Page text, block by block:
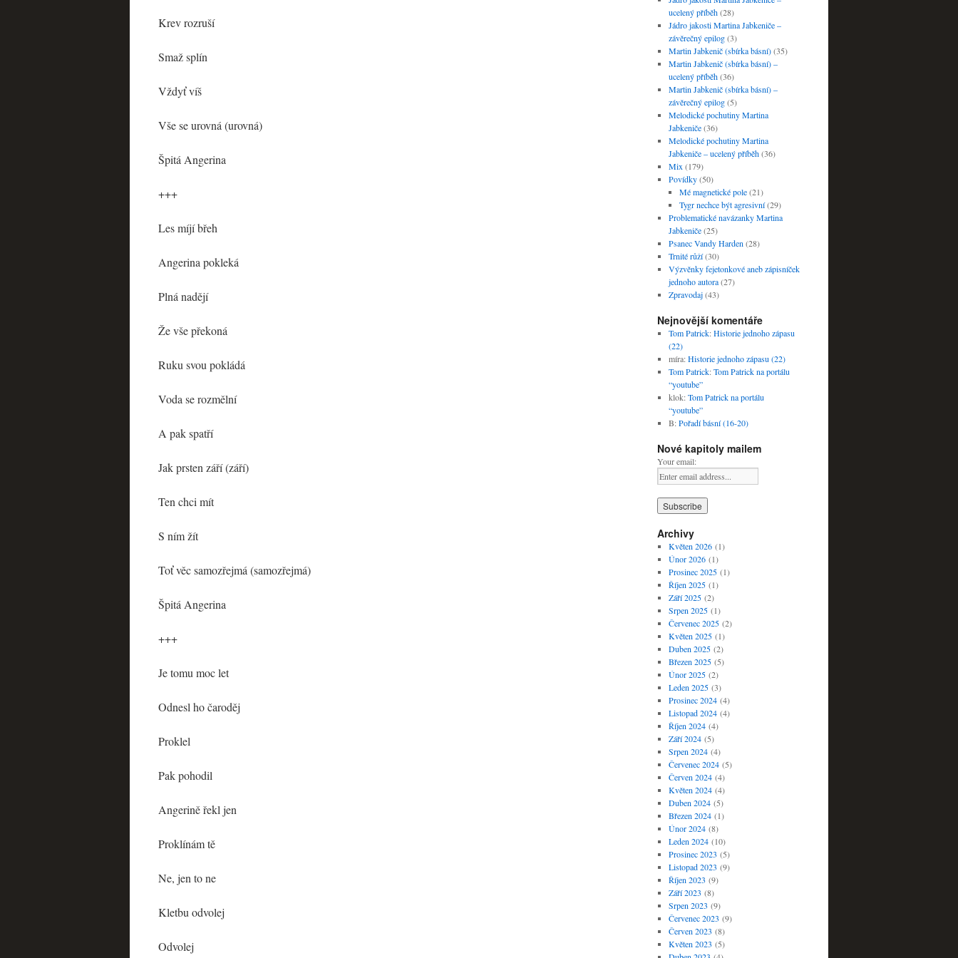
Krev rozruší
Smaž splín
Vždyť víš
Vše se urovná (urovná)
Špitá Angerina
+++
Les míjí břeh
Angerina pokleká
Plná nadějí
Že vše překoná
Ruku svou pokládá
Voda se rozmělní
A pak spatří
Jak prsten září (září)
Ten chci mít
S ním žít
Toť věc samozřejmá (samozřejmá)
Špitá Angerina
+++
Je tomu moc let
Odnesl ho čaroděj
Proklel
Pak pohodil
Angerině řekl jen
Proklínám tě
Ne, jen to ne
Kletbu odvolej
Odvolej
ucelený příběh(28)
Jádro jakosti Martina Jabkeniče –
závěrečný epilog(3)
Martin Jabkenič (sbírka básní)(35)
Martin Jabkenič (sbírka básní) –
ucelený příběh(36)
Martin Jabkenič (sbírka básní) –
závěrečný epilog(5)
Melodické pochutiny Martina
Jabkeniče(36)
Melodické pochutiny Martina
Jabkeniče – ucelený příběh(36)
Mix (179)
Povídky(50)
Mé magnetické pole(21)
Tygr nechce být agresivní(29)
Problematické navázanky Martina
Jabkeniče(25)
Psanec Vandy Harden (28)
Trnité růží(30)
Výzvěnky fejetonkové aneb zápisníček
jednoho autora(27)
Zpravodaj(43)
Nejnovější komentáře
Tom Patrick:Historie jednoho zápasu
(22)
míra:Historie jednoho zápasu (22)
Tom Patrick:Tom Patrick na portálu
“youtube”
klok:Tom Patrick na portálu
“youtube”
B:Pořadí básní (16-20)
Nové kapitoly mailem
Your email:
Archivy
Květen 2026(1)
Únor 2026(1)
Prosinec 2025(1)
Říjen 2025(1)
Září 2025(2)
Srpen 2025(1)
Červenec 2025(2)
Květen 2025(1)
Duben 2025(2)
Březen 2025(5)
Únor 2025(2)
Leden 2025(3)
Prosinec 2024(4)
Listopad 2024(4)
Říjen 2024(4)
Září 2024(5)
Srpen 2024(4)
Červenec 2024(5)
Červen 2024(4)
Květen 2024(4)
Duben 2024(5)
Březen 2024(1)
Únor 2024(8)
Leden 2024(10)
Prosinec 2023 (5)
Listopad 2023 (9)
Říjen 2023 (9)
Září 2023 (8)
Srpen 2023 (9)
Červenec 2023 (9)
Červen 2023 (8)
Květen 2023 (5)